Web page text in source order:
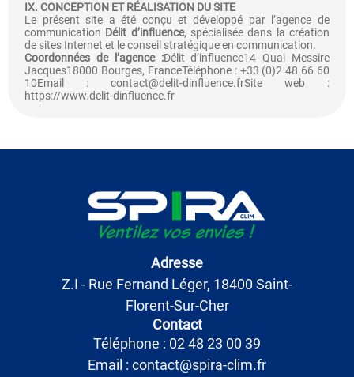
IX. CONCEPTION ET RÉALISATION DU SITE
Le présent site a été conçu et développé par l’agence de
communication Délit d’influence, spécialisée dans la création
de sites Internet et le conseil stratégique en communication.
Coordonnées de l’agence :Délit d’influence14 Quai Messire
Jacques18000 Bourges, FranceTéléphone : +33 (0)2 48 66 60
10Email : contact@delit-dinfluence.frSite web :
https://www.delit-dinfluence.fr
Adresse
Z.I - Rue Fernand Léger, 18400 Saint-
Florent-Sur-Cher
Contact
Téléphone : 02 48 23 00 39
Email : contact@spira-clim.fr